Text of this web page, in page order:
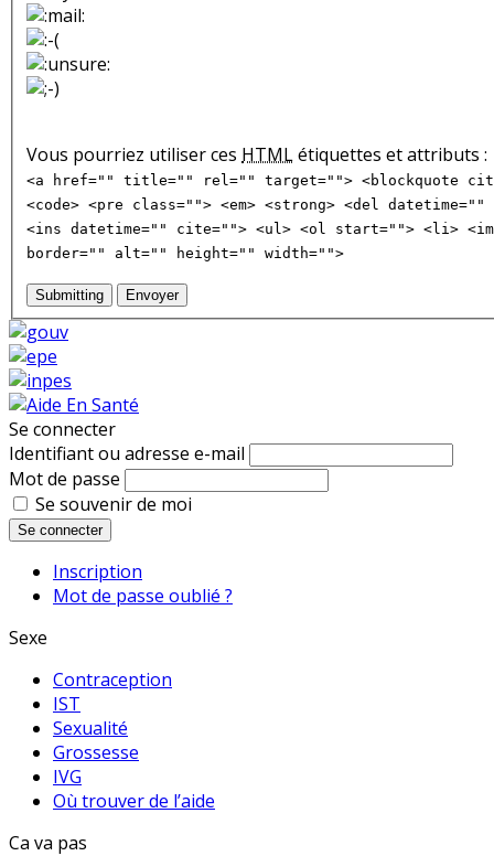
Vous pourriez utiliser ces HTMLétiquettes et attributs :
<a href="" title="" rel="" target=""> <blockquote
<code> <pre class=""> <em> <strong> <del
<ins datetime="" cite=""> <ul> <ol start=""> <li>
border="" alt="" height="" width="">
Submitting Envoyer
Se connecter
Identifiant ou adresse e-mail
Mot de passe
Se souvenir de moi
Se connecter
Inscription
Mot de passe oublié ?
Sexe
Contraception
IST
Sexualité
Grossesse
IVG
Où trouver de l’aide
Ca va pas